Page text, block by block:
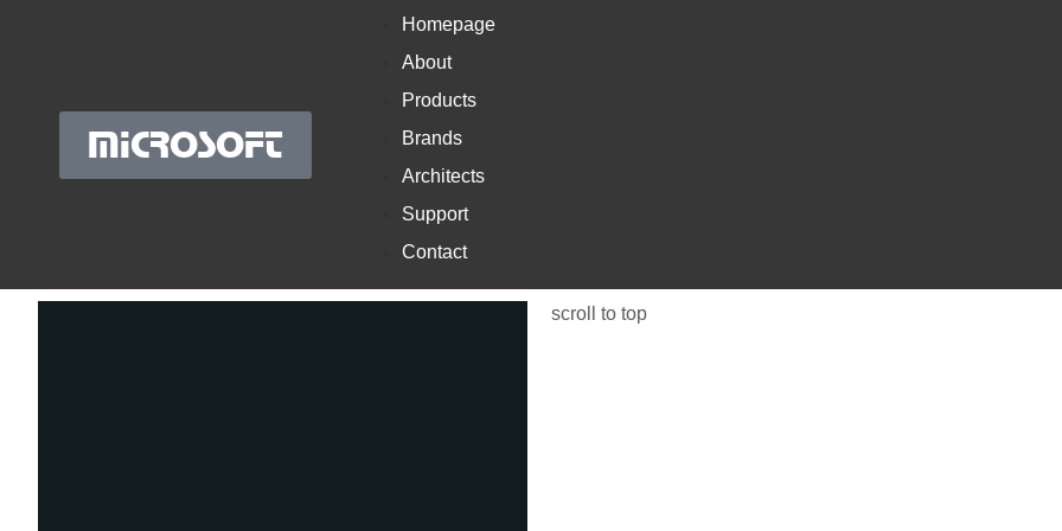
MICROSOFT
Homepage
About
Products
Brands
Architects
Support
Contact
scroll to top